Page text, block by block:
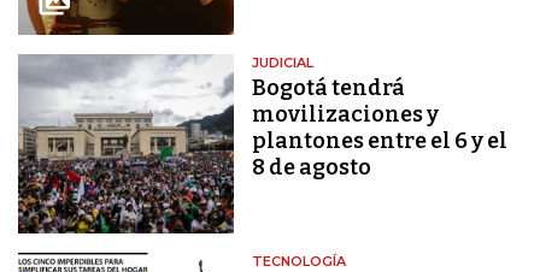
JUDICIAL
Bogotá tendrá
movilizaciones y
plantones entre el 6 y el
8 de agosto
TECNOLOGÍA